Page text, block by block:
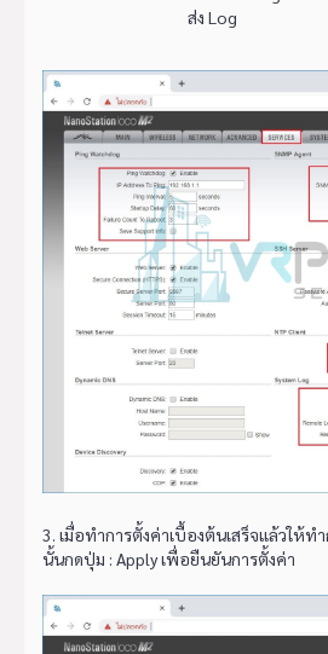
ส่ง Log
3. เมื่อทำการตั้งค่าเบื้องต้นเสร็จแล้วให้ท
นั้นกดปุ่ม : Apply เพื่อยืนยันการตั้งค่า